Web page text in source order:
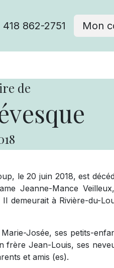
418 862-2751 Mon
de
le 20 juin 2018, est
Jeanne-Mance
demeurait à Rivière-du-
Josée, ses petits-
frère Jean-Louis, ses
et amis (es).